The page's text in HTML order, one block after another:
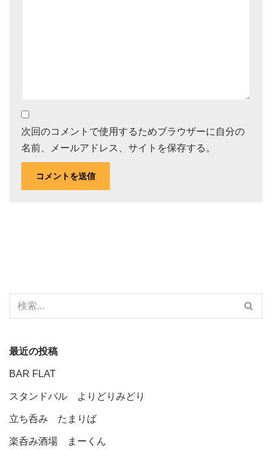
次回のコメントで使用するためブラウザーに自分の
名前、メールアドレス、サイトを保存する。
最近の投稿
BAR FLAT
スタンドバル よりどりみどり
立ち呑み たまりば
楽呑み酒場 まーくん